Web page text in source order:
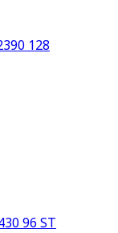
128
96 ST